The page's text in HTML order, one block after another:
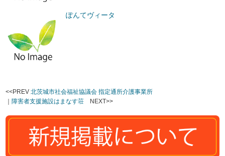
ぽんてヴィータ
<<PREV北茨城市社会福祉協議会 指定通所介護事業所
｜障害者支援施設はまなす荘 NEXT>>